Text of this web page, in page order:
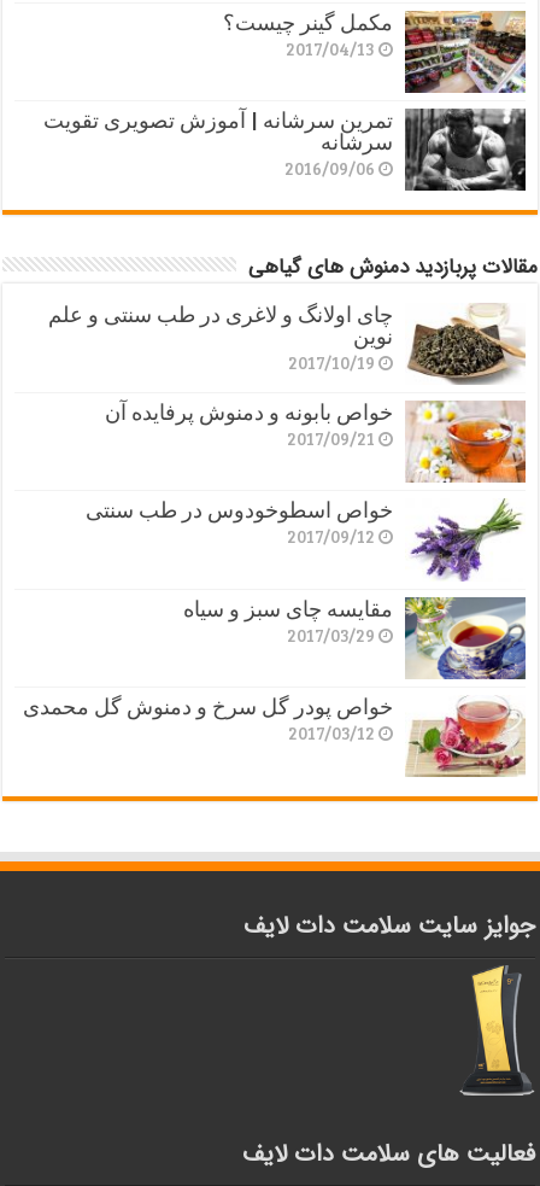
مکمل گینر چیست؟
2017/04/13
تمرین سرشانه | آموزش تصویری تقویت
سرشانه
2016/09/06
مقالات پربازدید دمنوش های گیاهی
چای اولانگ و لاغری در طب سنتی و علم
نوین
2017/10/19
خواص بابونه و دمنوش پرفایده آن
2017/09/21
خواص اسطوخودوس در طب سنتی
2017/09/12
مقایسه چای سبز و سیاه
2017/03/29
خواص پودر گل سرخ و دمنوش گل محمدی
2017/03/12
جوایز سایت سلامت دات لایف
فعالیت های سلامت دات لایف